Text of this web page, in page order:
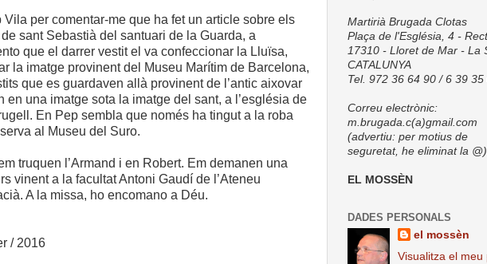
Vila per comentar-me que ha fet un article sobre els
sant Sebastià del santuari de la Guarda, a
que el darrer vestit el va confeccionar la Lluïsa,
la imatge provinent del Museu Marítim de Barcelona,
que es guardaven allà provinent de l’antic aixovar
en una imatge sota la imatge del sant, a l’església de
En Pep sembla que només ha tingut a la roba
al Museu del Suro.
truquen l’Armand i en Robert. Em demanen una
vinent a la facultat Antoni Gaudí de l’Ateneu
A la missa, ho encomano a Déu.
/ 2016
Martirià Brugada Clotas
Plaça de l'Església, 4 -
17310 - Lloret de Mar - La
CATALUNYA
Tel. 972 36 64 90 / 6 39 35
Correu electrònic:
m.brugada.c(a)gmail.com
(advertiu: per motius de
seguretat, he eliminat la @)
EL MOSSÈN
DADES PERSONALS
el mossèn
Visualitza el meu